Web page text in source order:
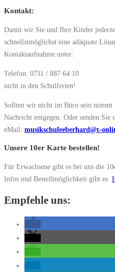
Kontakt:
Damit wir Sie und Ihre Kinder
schnellstmöglichst eine adäquate
Kontaktaufnahme unter:
Telefon: 0711 / 887 64 10
nicht in den Schulferien!
Sollten wir nicht im Büro sein nimmt
Nachricht entgegen. Oder senden Sie
eMail: musikschuleeberhard@t-
Unsere 10er Karte bestellen!
Für Erwachsene gibt es bei uns die
Infos und Bestellmöglichkeit gibt es
Empfehle uns: